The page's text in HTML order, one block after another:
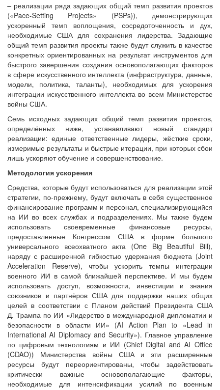
– реализации ряда задающих общий темп развития проектов
(«Pace-Setting Projects» (PSPs)), демонстрирующих
ускоренный темп воплощения, сосредоточенность и дух,
необходимые США для сохранения лидерства. Задающие
общий темп развития проекты также будут служить в качестве
конкретных ориентированных на результат инструментов для
быстрого завершения создания основополагающих факторов
в сфере искусственного интеллекта (инфраструктура, данные,
модели, политика, таланты), необходимых для ускорения
интеграции искусственного интеллекта во всем Министерстве
войны США.
Семь исходных задающих общий темп развития проектов,
определённых ниже, устанавливают новый стандарт
реализации: единые ответственные лидеры, жёсткие сроки,
измеримые результаты и быстрые итерации, при которых сбои
лишь ускоряют обучение и совершенствование.
Методология ускорения
Средства, которые будут использоваться для реализации этой
стратегии, по-прежнему, будут включать в себя существенное
финансирование программ и персонал, специализирующийся
на ИИ во всех службах и подразделениях. Мы также будем
использовать своевременные финансовые ресурсы,
предоставленные Конгрессом США в форме большого
универсального всеохватного акта (One Big Beautiful Bill),
наряду с расширенной гибкостью удержания бюджета (Joint
Acceleration Reserve), чтобы ускорить темпы интеграции
военного ИИ в самой ближайшей перспективе. И мы будем
использовать доступ, возможности, инвестиции и знания
союзников и партнёров США для поддержки наших общих
целей в соответствии с Планом действий Президента США
Д. Трампа по ИИ «Лидерство в международной дипломатии и
безопасности в области ИИ» (AI Action Plan to «Lead in
International AI Diplomacy and Security»). Главное управление
по цифровым технологиям и ИИ (Chief Digital and AI Office
(CDAO)) Министерства войны США и эти расширенные
ресурсы будут переориентированы, чтобы задействовать
критически важные основополагающие факторы,
необходимые для интенсификации усилий по военным